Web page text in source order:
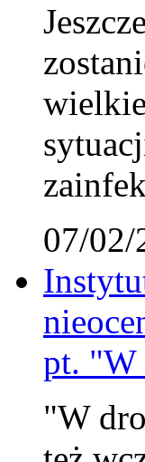
07/02/
pt. "W
"W